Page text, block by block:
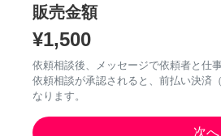
販売金額
¥1,500
依頼相談後、メッセージで依頼者と仕
依頼相談が承認されると、前払い決済
なります。